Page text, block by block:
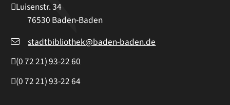
Luisenstr. 34
76530 Baden-Baden
stadtbibliothek@baden-baden.de
(07221) 93-2260
(07221) 93-2264